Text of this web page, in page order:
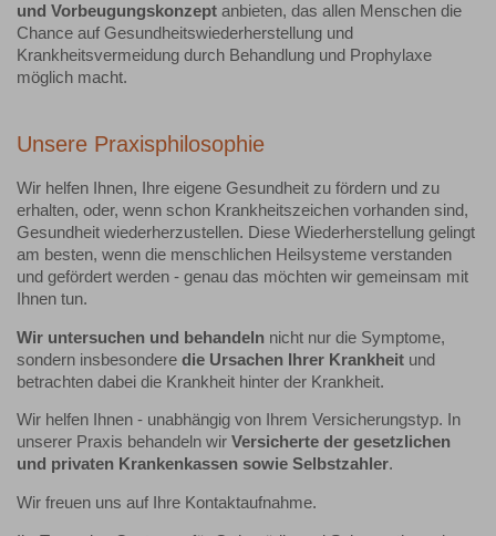
und Vorbeugungskonzept anbieten, das allen Menschen die
Chance auf Gesundheitswiederherstellung und
Krankheitsvermeidung durch Behandlung und Prophylaxe
möglich macht.
Unsere Praxisphilosophie
Wir helfen Ihnen, Ihre eigene Gesundheit zu fördern und zu
erhalten, oder, wenn schon Krankheitszeichen vorhanden sind,
Gesundheit wiederherzustellen. Diese Wiederherstellung gelingt
am besten, wenn die menschlichen Heilsysteme verstanden
und gefördert werden - genau das möchten wir gemeinsam mit
Ihnen tun.
Wir untersuchen und behandeln nicht nur die Symptome,
sondern insbesondere die Ursachen Ihrer Krankheit und
betrachten dabei die Krankheit hinter der Krankheit.
Wir helfen Ihnen - unabhängig von Ihrem Versicherungstyp. In
unserer Praxis behandeln wir Versicherte der gesetzlichen
und privaten Krankenkassen sowie Selbstzahler.
Wir freuen uns auf Ihre Kontaktaufnahme.